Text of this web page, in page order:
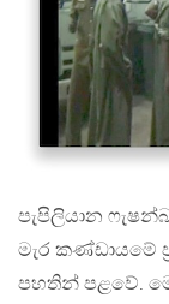
පැපිලියාන
මැර කණ්ඩායමේ
පහතින් පළවේ.